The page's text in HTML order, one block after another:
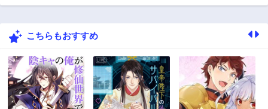
第2話 第1話
こちらもおすすめ